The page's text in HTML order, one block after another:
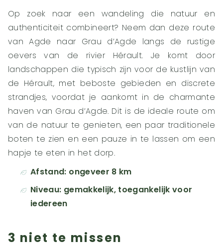
Op zoek naar een wandeling die natuur en
authenticiteit combineert? Neem dan deze route
van Agde naar Grau d’Agde langs de rustige
oevers van de rivier Hérault. Je komt door
landschappen die typisch zijn voor de kustlijn van
de Hérault, met beboste gebieden en discrete
strandjes, voordat je aankomt in de charmante
haven van Grau d’Agde. Dit is de ideale route om
van de natuur te genieten, een paar traditionele
boten te zien en een pauze in te lassen om een
hapje te eten in het dorp.
Afstand: ongeveer 8 km
Niveau: gemakkelijk, toegankelijk voor
iedereen
3 niet te missen